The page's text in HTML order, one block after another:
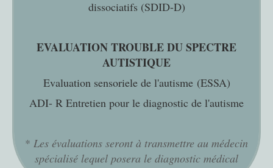
dissociatifs (SDID-D)
EVALUATION TROUBLE DU SPECTRE
AUTISTIQUE
Evaluation sensoriele de l'autisme (ESSA)
ADI- R Entretien pour le diagnostic de l'autisme
* Les évaluations seront à transmettre au médecin
spécialisé lequel posera le diagnostic médical